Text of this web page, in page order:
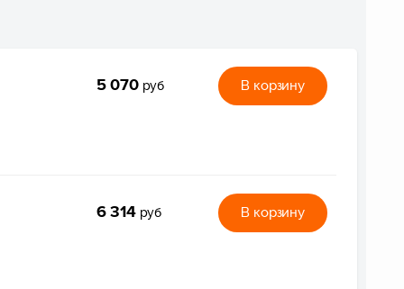
5 070 руб В корзину
6 314 руб В корзину